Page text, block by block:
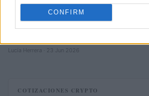
CONFIRM
Lucía Herrera · 23 Jun 2026
COTIZACIONES CRYPTO